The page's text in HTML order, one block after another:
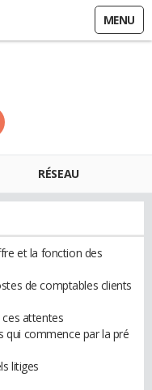
MENU
RÉSEAU
et la fonction des
de comptables clients
attentes
qui commence par la pré
litiges